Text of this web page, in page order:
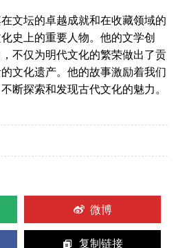
坛的卓越成就和在收藏领域的
史上的重要人物。他的文学创
不仅为明代文化的繁荣做出了贡
文化遗产。他的故事激励着我们
断探索和发现古代文化的魅力。
微博
复制链接